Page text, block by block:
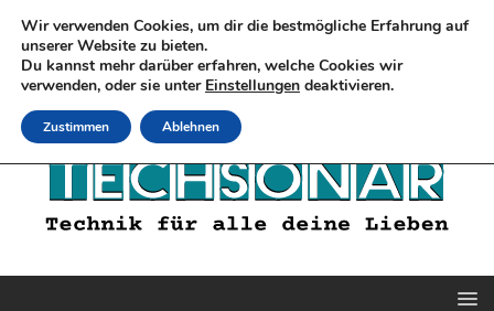
Wir verwenden Cookies, um dir die bestmögliche Erfahrung auf
unserer Website zu bieten.
Du kannst mehr darüber erfahren, welche Cookies wir
verwenden, oder sie unter Einstellungen deaktivieren.
Zustimmen Ablehnen